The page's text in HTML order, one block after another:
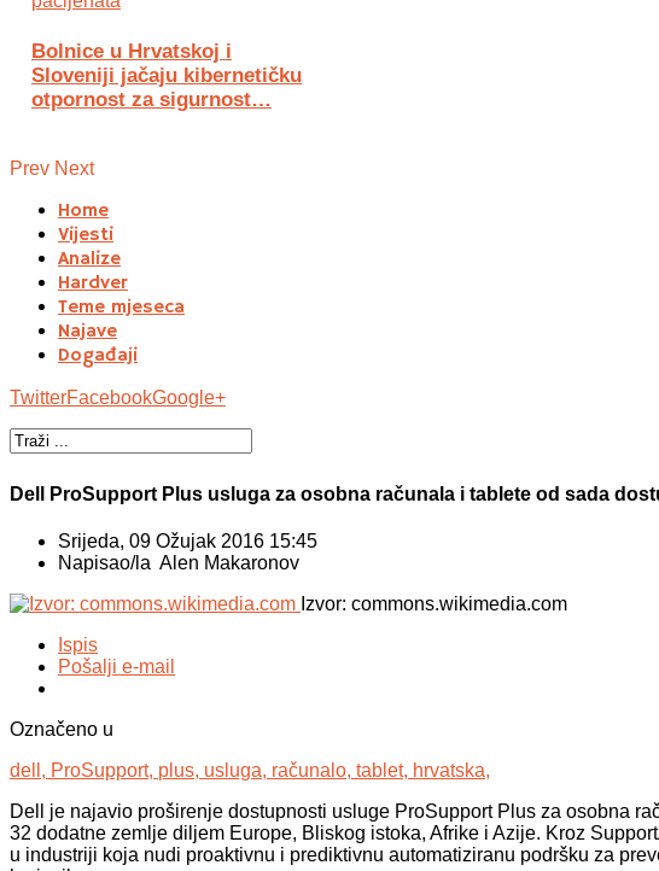
Bolnice u Hrvatskoj i
Sloveniji jačaju kibernetičku
otpornost za sigurnost…
Prev Next
Home
Vijesti
Analize
Hardver
Teme mjeseca
Najave
Događaji
TwitterFacebookGoogle+
Dell ProSupport Plus usluga za osobna računala i tablete od sada
Srijeda, 09 Ožujak 2016 15:45
Napisao/la Alen Makaronov
Izvor: commons.wikimedia.com
Ispis
Pošalji e-mail
Označeno u
dell, ProSupport, plus, usluga, računalo, tablet, hrvatska,
Dell je najavio proširenje dostupnosti usluge ProSupport Plus za osobna
32 dodatne zemlje diljem Europe, Bliskog istoka, Afrike i Azije. Kroz
u industriji koja nudi proaktivnu i prediktivnu automatiziranu podršku za